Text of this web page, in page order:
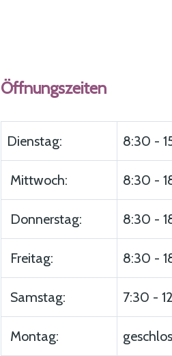
Öffnungszeiten
Dienstag: 8:30 -
Mittwoch: 8:30 -
Donnerstag: 8:30 -
Freitag: 8:30 -
Samstag: 7:30 -
Montag: